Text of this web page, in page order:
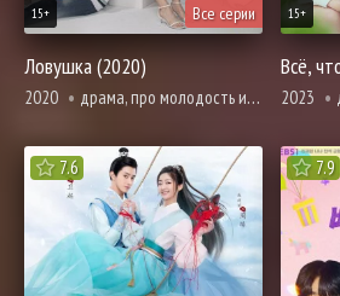
Все серии
15+
Ловушка (2020)
2020 драма, про молодость и любовь, романтика, триллер, про школу и школьников
15+
Всё,
2023
7.6 7.9